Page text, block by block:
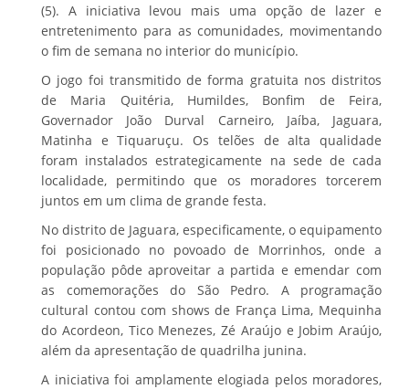
(5). A iniciativa levou mais uma opção de lazer e
entretenimento para as comunidades, movimentando
o fim de semana no interior do município.
O jogo foi transmitido de forma gratuita nos distritos
de Maria Quitéria, Humildes, Bonfim de Feira,
Governador João Durval Carneiro, Jaíba, Jaguara,
Matinha e Tiquaruçu. Os telões de alta qualidade
foram instalados estrategicamente na sede de cada
localidade, permitindo que os moradores torcerem
juntos em um clima de grande festa.
No distrito de Jaguara, especificamente, o equipamento
foi posicionado no povoado de Morrinhos, onde a
população pôde aproveitar a partida e emendar com
as comemorações do São Pedro. A programação
cultural contou com shows de França Lima, Mequinha
do Acordeon, Tico Menezes, Zé Araújo e Jobim Araújo,
além da apresentação de quadrilha junina.
A iniciativa foi amplamente elogiada pelos moradores,